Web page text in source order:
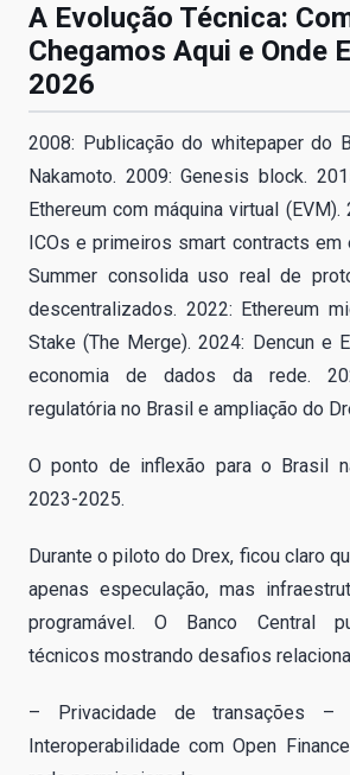
A Evolução Técnica:
Chegamos Aqui e Onde
2026
2008: Publicação do whitepaper do
Nakamoto. 2009: Genesis block.
Ethereum com máquina virtual
ICOs e primeiros smart contracts em
Summer consolida uso real de
descentralizados. 2022: Ethereum
Stake (The Merge). 2024: Dencun e
economia de dados da rede.
regulatória no Brasil e ampliação do
O ponto de inflexão para o Brasil
2023-2025.
Durante o piloto do Drex, ficou claro
apenas especulação, mas
programável. O Banco Central
técnicos mostrando desafios
– Privacidade de transações –
Interoperabilidade com Open